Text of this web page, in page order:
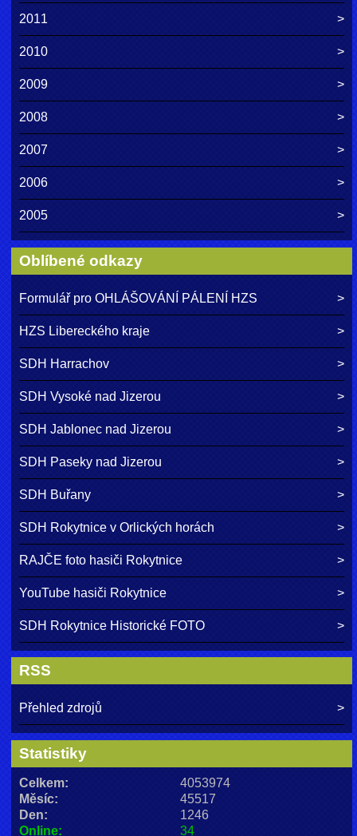
2011
2010
2009
2008
2007
2006
2005
Oblíbené odkazy
Formulář pro OHLÁŠOVÁNÍ PÁLENÍ HZS
HZS Libereckého kraje
SDH Harrachov
SDH Vysoké nad Jizerou
SDH Jablonec nad Jizerou
SDH Paseky nad Jizerou
SDH Buřany
SDH Rokytnice v Orlických horách
RAJČE foto hasiči Rokytnice
YouTube hasiči Rokytnice
SDH Rokytnice Historické FOTO
RSS
Přehled zdrojů
Statistiky
Online: 34
Celkem:
4053974
Měsíc:
45517
Den:
1246